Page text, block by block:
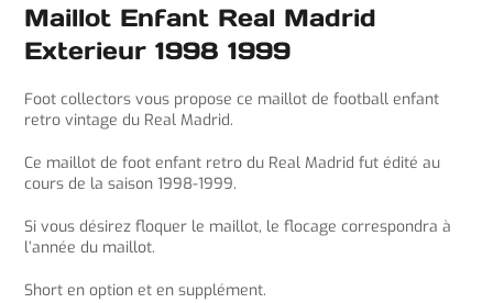
Maillot Enfant Real Madrid
Exterieur 1998 1999
Foot collectors vous propose ce maillot de football enfant
retro vintage du Real Madrid.
Ce maillot de foot enfant retro du Real Madrid fut édité au
cours de la saison 1998-1999.
Si vous désirez floquer le maillot, le flocage correspondra à
l’année du maillot.
Short en option et en supplément.